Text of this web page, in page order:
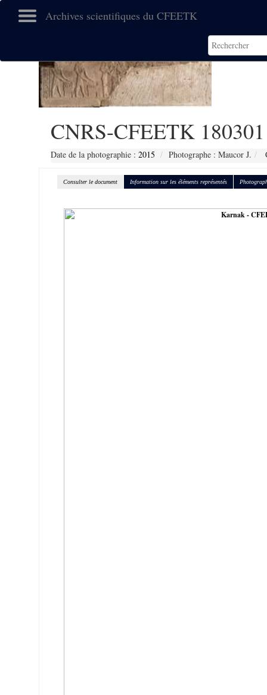
Archives scientifiques du CFEETK
CNRS-CFEETK 180301
Date de la photographie : 2015 Photographe : Maucor J.
Consulter le document Information sur les éléments représentés